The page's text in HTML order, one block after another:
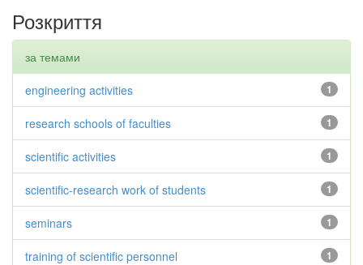
Розкриття
за темами
1
engineering activities
1
research schools of faculties
1
scientific activities
1
scientific-research work of students
1
seminars
1
training of scientific personnel